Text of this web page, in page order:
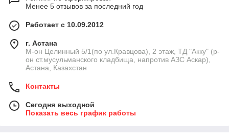
Менее 5 отзывов за последний год
Работает с 10.09.2012
г. Астана
М-он Целинный 5/1(по ул.Кравцова), 2 этаж, ТД "Акку" (р-
он ст.мусульманского кладбища, напротив АЗС Аскар),
Астана, Казахстан
Контакты
Сегодня выходной
Показать весь график работы